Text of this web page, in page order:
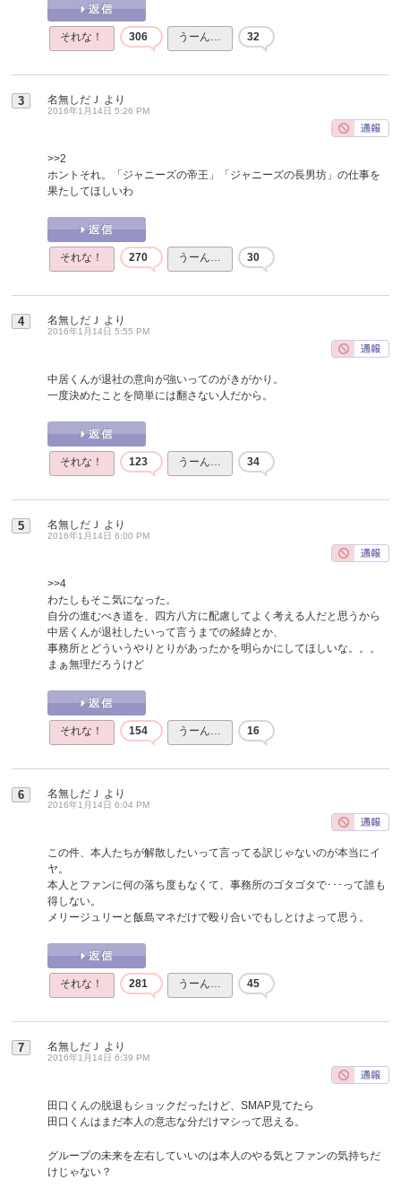
それな！ 306 うーん… 32
3 名無しだＪ より
2016年1月14日 5:26 PM
>>2
ホントそれ。「ジャニーズの帝王」「ジャニーズの長男坊」の仕事を
果たしてほしいわ
それな！ 270 うーん… 30
4 名無しだＪ より
2016年1月14日 5:55 PM
中居くんが退社の意向が強いってのがきがかり。
一度決めたことを簡単には翻さない人だから。
それな！ 123 うーん… 34
5 名無しだＪ より
2016年1月14日 6:00 PM
>>4
わたしもそこ気になった。
自分の進むべき道を、四方八方に配慮してよく考える人だと思うから
中居くんが退社したいって言うまでの経緯とか、
事務所とどういうやりとりがあったかを明らかにしてほしいな。。。
まぁ無理だろうけど
それな！ 154 うーん… 16
6 名無しだＪ より
2016年1月14日 6:04 PM
この件、本人たちが解散したいって言ってる訳じゃないのが本当にイ
ヤ。
本人とファンに何の落ち度もなくて、事務所のゴタゴタで･･･って誰も
得しない。
メリージュリーと飯島マネだけで殴り合いでもしとけよって思う。
それな！ 281 うーん… 45
7 名無しだＪ より
2016年1月14日 6:39 PM
田口くんの脱退もショックだったけど、SMAP見てたら
田口くんはまだ本人の意志な分だけマシって思える。
グループの未来を左右していいのは本人のやる気とファンの気持ちだ
けじゃない？